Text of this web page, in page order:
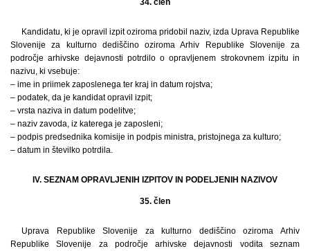
Kandidatu, ki je opravil izpit oziroma pridobil naziv, izda Uprava Republike
Slovenije za kulturno dediščino oziroma Arhiv Republike Slovenije za
področje arhivske dejavnosti potrdilo o opravljenem strokovnem izpitu in
nazivu, ki vsebuje:
– ime in priimek zaposlenega ter kraj in datum rojstva;
– podatek, da je kandidat opravil izpit;
– vrsta naziva in datum podelitve;
– naziv zavoda, iz katerega je zaposleni;
– podpis predsednika komisije in podpis ministra, pristojnega za kulturo;
– datum in številko potrdila.
IV. SEZNAM OPRAVLJENIH IZPITOV IN PODELJENIH NAZIVOV
35. člen
Uprava Republike Slovenije za kulturno dediščino oziroma Arhiv
Republike Slovenije za področje arhivske dejavnosti vodita seznam